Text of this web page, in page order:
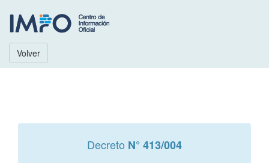
Volver
Decreto N° 413/004